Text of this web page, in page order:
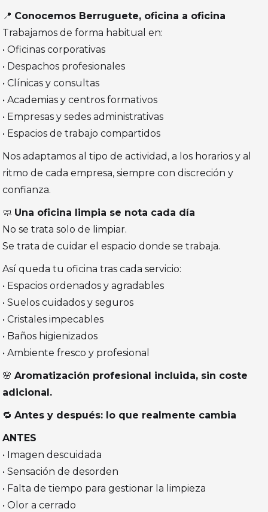
📍 Conocemos Berruguete, oficina a oficina
Trabajamos de forma habitual en:
• Oficinas corporativas
• Despachos profesionales
• Clínicas y consultas
• Academias y centros formativos
• Empresas y sedes administrativas
• Espacios de trabajo compartidos
Nos adaptamos al tipo de actividad, a los horarios y al
ritmo de cada empresa, siempre con discreción y
confianza.
🧼 Una oficina limpia se nota cada día
No se trata solo de limpiar.
Se trata de cuidar el espacio donde se trabaja.
Así queda tu oficina tras cada servicio:
• Espacios ordenados y agradables
• Suelos cuidados y seguros
• Cristales impecables
• Baños higienizados
• Ambiente fresco y profesional
🌸Aromatización profesional incluida, sin coste
adicional.
🔁Antes y después: lo que realmente cambia
ANTES
• Imagen descuidada
• Sensación de desorden
• Falta de tiempo para gestionar la limpieza
• Olor a cerrado